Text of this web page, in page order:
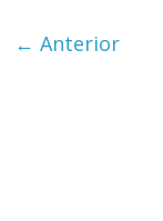
← Anterior